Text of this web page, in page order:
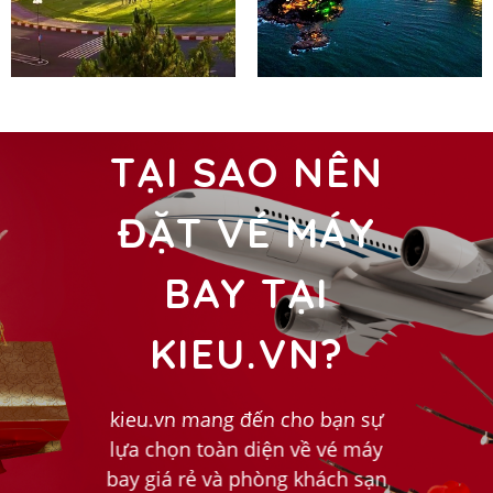
TẠI SAO NÊN
ĐẶT VÉ MÁY
BAY TẠI
KIEU.VN?
kieu.vn mang đến cho bạn sự
lựa chọn toàn diện về vé máy
bay giá rẻ và phòng khách sạn